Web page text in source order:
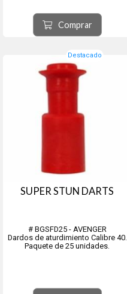
Comprar
Destacado
SUPER STUN DARTS
# BGSFD25 - AVENGER
Dardos de aturdimiento Calibre 40.
Paquete de 25 unidades.